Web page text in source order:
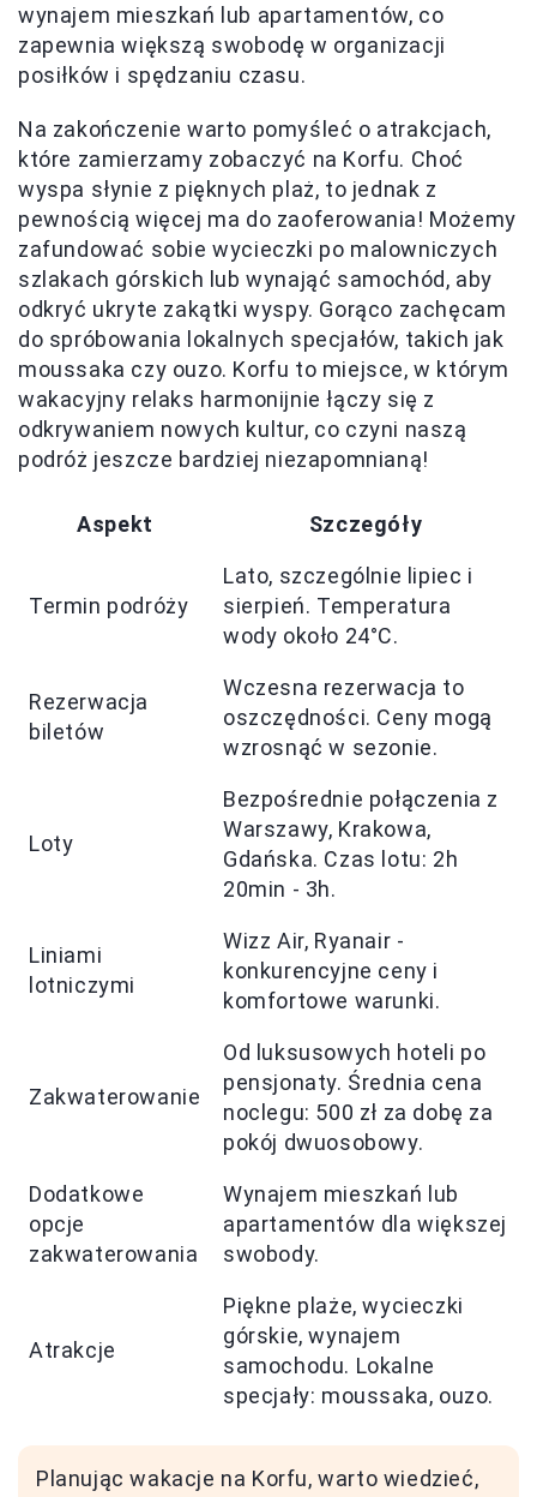
wynajem mieszkań lub apartamentów, co
zapewnia większą swobodę w organizacji
posiłków i spędzaniu czasu.
Na zakończenie warto pomyśleć o atrakcjach,
które zamierzamy zobaczyć na Korfu. Choć
wyspa słynie z pięknych plaż, to jednak z
pewnością więcej ma do zaoferowania! Możemy
zafundować sobie wycieczki po malowniczych
szlakach górskich lub wynająć samochód, aby
odkryć ukryte zakątki wyspy. Gorąco zachęcam
do spróbowania lokalnych specjałów, takich jak
moussaka czy ouzo. Korfu to miejsce, w którym
wakacyjny relaks harmonijnie łączy się z
odkrywaniem nowych kultur, co czyni naszą
podróż jeszcze bardziej niezapomnianą!
Aspekt Szczegóły
Termin podróży
Lato, szczególnie lipiec i
sierpień. Temperatura
wody około 24°C.
Rezerwacja
biletów
Wczesna rezerwacja to
oszczędności. Ceny mogą
wzrosnąć w sezonie.
Loty
Bezpośrednie połączenia z
Warszawy, Krakowa,
Gdańska. Czas lotu: 2h
20min - 3h.
Liniami
lotniczymi
Wizz Air, Ryanair -
konkurencyjne ceny i
komfortowe warunki.
Zakwaterowanie
Od luksusowych hoteli po
pensjonaty. Średnia cena
noclegu: 500 zł za dobę za
pokój dwuosobowy.
Dodatkowe
opcje
zakwaterowania
Wynajem mieszkań lub
apartamentów dla większej
swobody.
Atrakcje
Piękne plaże, wycieczki
górskie, wynajem
samochodu. Lokalne
specjały: moussaka, ouzo.
Planując wakacje na Korfu, warto wiedzieć,